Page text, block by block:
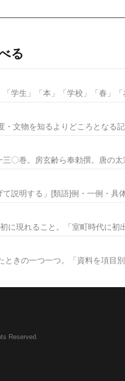
る
学生」「本」「学校」「春」
・文物を知るよりどころとなる
〇巻。房玄齢ら奉勅撰。唐の
説明する」[類語]例・一例・具
に現れること。「室町時代に初
ときの一つ一つ。「資料を項目
Reserved.